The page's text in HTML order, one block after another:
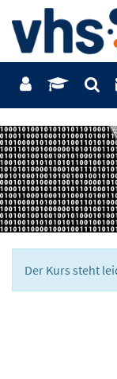
Der Kurs steht